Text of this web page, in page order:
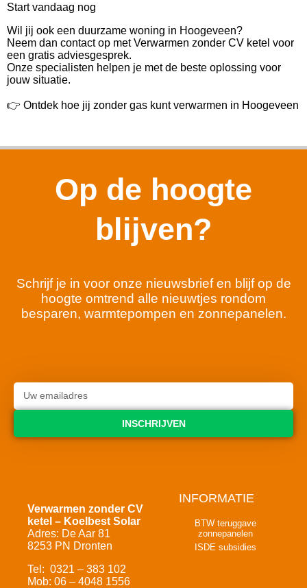
Start vandaag nog
Wil jij ook een duurzame woning in Hoogeveen?
Neem dan contact op met Verwarmen zonder CV ketel voor
een gratis adviesgesprek.
Onze specialisten helpen je met de beste oplossing voor
jouw situatie.
👉 Ontdek hoe jij zonder gas kunt verwarmen in Hoogeveen
Op de hoogte
blijven?
Schrijf je in voor onze nieuwsbrief en blijf op de
hoogte omtrend alle nieuwtjes rondom
besparen, warmtepompen en zonnepanelen.
INSCHRIJVEN
Verwarmen zonder CV
ketel – Koelbest Solar
Adres: De Aar 81
8253 PN Dronten
Tel: 0321 – 383 102
Mob: 06 – 4048 1556
INFORMATIE
BTW teruggave
zonnepanelen
ISDE subsidies